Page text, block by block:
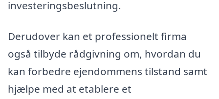
investeringsbeslutning.
Derudover kan et professionelt firma
også tilbyde rådgivning om, hvordan du
kan forbedre ejendommens tilstand samt
hjælpe med at etablere et